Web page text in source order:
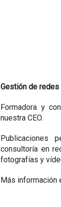
Gestión de
Formadora y
nuestra CEO.
Publicaciones
consultoría en
fotografías y
Más información